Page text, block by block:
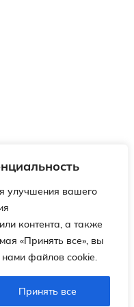
улучшения вашего
контента, а также
«Принять все», вы
нами файлов cookie.
Принять все